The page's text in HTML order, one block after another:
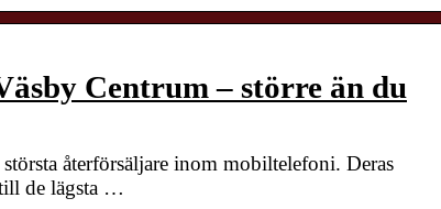
Centrum – större än du
återförsäljare inom mobiltelefoni. Deras
till de lägsta …